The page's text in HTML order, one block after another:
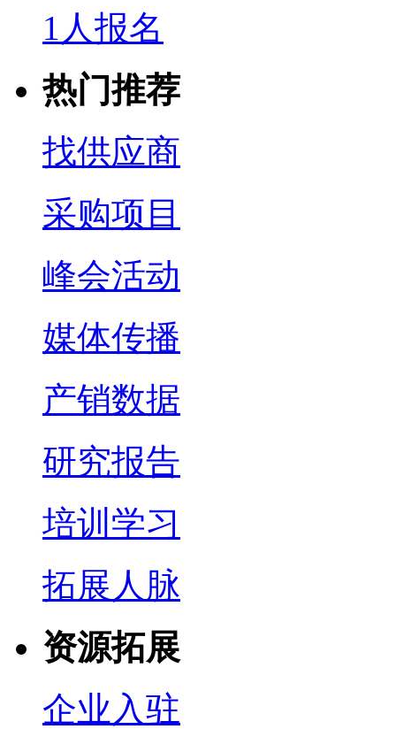
1人报名
热门推荐
找供应商
采购项目
峰会活动
媒体传播
产销数据
研究报告
培训学习
拓展人脉
资源拓展
企业入驻